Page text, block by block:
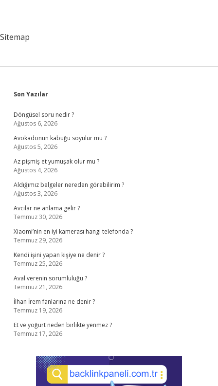
Sitemap
Sidebar
Son Yazılar
Döngüsel soru nedir ?
Ağustos 6, 2026
Avokadonun kabuğu soyulur mu ?
Ağustos 5, 2026
Az pişmiş et yumuşak olur mu ?
Ağustos 4, 2026
Aldığımız belgeler nereden görebilirim ?
Ağustos 3, 2026
Avcılar ne anlama gelir ?
Temmuz 30, 2026
Xiaomi’nin en iyi kamerası hangi telefonda ?
Temmuz 29, 2026
Kendi işini yapan kişiye ne denir ?
Temmuz 25, 2026
Aval verenin sorumluluğu ?
Temmuz 21, 2026
İlhan İrem fanlarına ne denir ?
Temmuz 19, 2026
Et ve yoğurt neden birlikte yenmez ?
Temmuz 17, 2026